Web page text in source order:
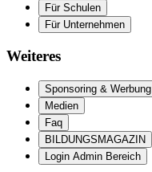
Für Schulen
Für Unternehmen
Weiteres
Sponsoring & Werbung
Medien
Faq
BILDUNGSMAGAZIN
Login Admin Bereich